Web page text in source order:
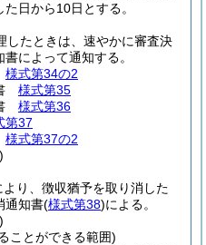
日から10日とする。
したときは、速やかに審査決
によって通知する。
様式第34の2
様式第35
様式第36
第37
様式第37の2
り、徴収猶予を取り消した
通知書(様式第38)による。
ことができる範囲)